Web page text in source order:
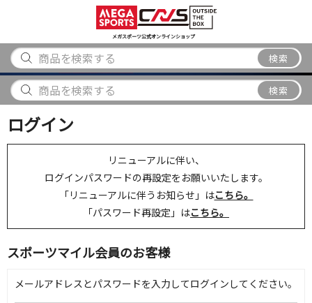
メガスポーツ公式オンラインショップ
検索
アウトドア
から探す
ブランド
から探す
検索
ログイン
リニューアルに伴い、
ログインパスワードの再設定をお願いいたします。
「リニューアルに伴うお知らせ」はこちら。
「パスワード再設定」はこちら。
スポーツマイル会員のお客様
メールアドレスとパスワードを入力してログインしてください。